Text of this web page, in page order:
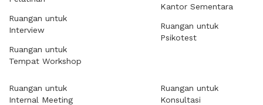
Ruangan untuk
Interview
Ruangan untuk
Tempat Workshop
Kantor Sementara
Ruangan untuk
Psikotest
Ruangan untuk
Internal Meeting
Ruangan untuk
Konsultasi